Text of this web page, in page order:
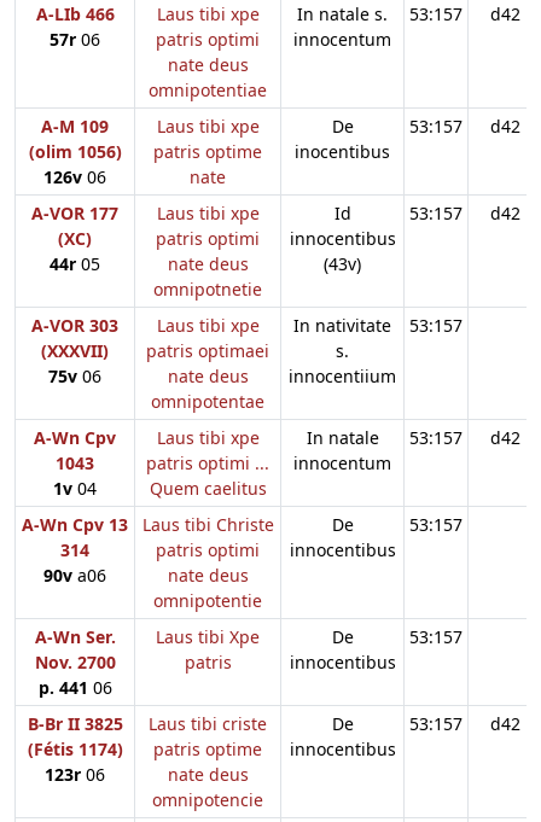
A-LIb 466
57r 06
Laus tibi xpe
patris optimi
nate deus
omnipotentiae
In natale s.
innocentum
53:157 d42
A-M 109
(olim 1056)
126v 06
Laus tibi xpe
patris optime
nate
De
inocentibus
53:157 d42
A-VOR 177
(XC)
44r 05
Laus tibi xpe
patris optimi
nate deus
omnipotnetie
Id
innocentibus
(43v)
53:157 d42
A-VOR 303
(XXXVII)
75v 06
Laus tibi xpe
patris optimaei
nate deus
omnipotentae
In nativitate
s.
innocentiium
53:157
A-Wn Cpv
1043
1v 04
Laus tibi xpe
patris optimi ...
Quem caelitus
In natale
innocentum
53:157 d42
A-Wn Cpv 13
314
90v a06
Laus tibi Christe
patris optimi
nate deus
omnipotentie
De
innocentibus
53:157
A-Wn Ser.
Nov. 2700
p. 441 06
Laus tibi Xpe
patris
De
innocentibus
53:157
B-Br II 3825
(Fétis 1174)
123r 06
Laus tibi criste
patris optime
nate deus
omnipotencie
De
innocentibus
53:157 d42